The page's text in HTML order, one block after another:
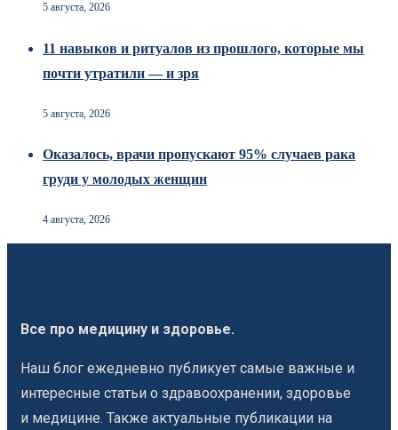
5 августа, 2026
11 навыков и ритуалов из прошлого, которые мы
почти утратили — и зря
5 августа, 2026
Оказалось, врачи пропускают 95% случаев рака
груди у молодых женщин
4 августа, 2026
Все про медицину и здоровье.
Наш блог ежедневно публикует самые важные и
интересные статьи о здравоохранении, здоровье
и медицине. Также актуальные публикации на